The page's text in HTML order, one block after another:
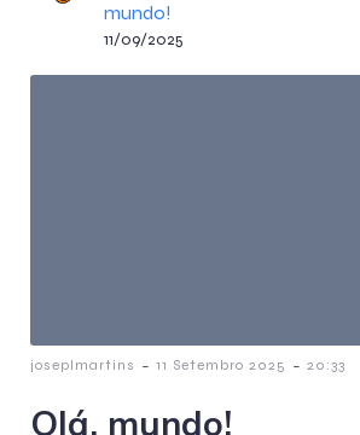
mundo!
11/09/2025
joseplmartins - 11 Setembro 2025 - 20:33
Olá, mundo!